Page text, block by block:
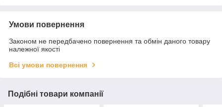
Умови повернення
Законом не передбачено повернення та обмін даного товару
належної якості
Всі умови повернення
Подібні товари компанії